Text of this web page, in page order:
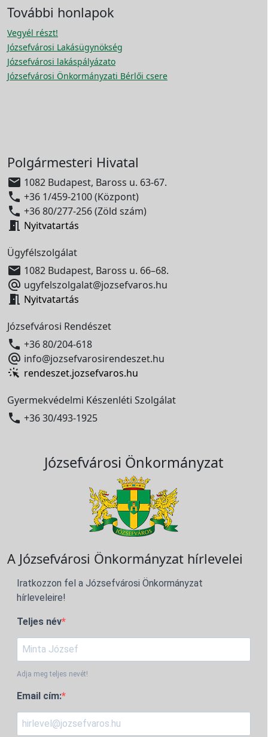
További honlapok
Vegyél részt!
Józsefvárosi Lakásügynökség
Józsefvárosi lakáspályázato
Józsefvárosi Önkormányzati Bérlői csere
Polgármesteri Hivatal
 1082 Budapest, Baross u. 63-67.
 +36 1/459-2100 (Központ)
 +36 80/277-256 (Zöld szám)
 Nyitvatartás
Ügyfélszolgálat
 1082 Budapest, Baross u. 66–68.
 ugyfelszolgalat@jozsefvaros.hu
 Nyitvatartás
Józsefvárosi Rendészet
 +36 80/204-618
 info@jozsefvarosirendeszet.hu
rendeszet.jozsefvaros.hu
Gyermekvédelmi Készenléti Szolgálat
 +36 30/493-1925
Józsefvárosi Önkormányzat
A Józsefvárosi Önkormányzat hírlevelei
Iratkozzon fel a Józsefvárosi Önkormányzat
hírleveleire!
Teljes név
Adja meg teljes nevét!
Email cím: